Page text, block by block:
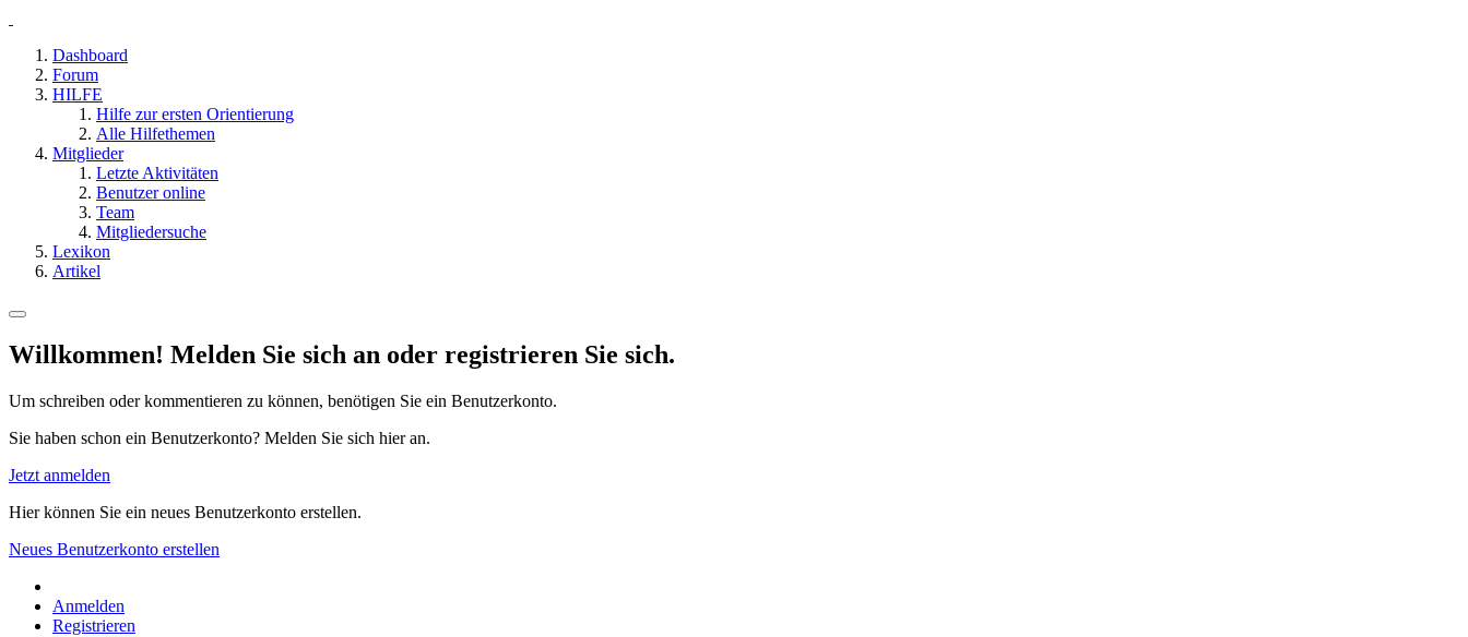
Dashboard
Forum
HILFE
Hilfe zur ersten Orientierung
Alle Hilfethemen
Mitglieder
Letzte Aktivitäten
Benutzer online
Team
Mitgliedersuche
Lexikon
Artikel
Willkommen! Melden Sie sich an oder registrieren Sie sich.
Um schreiben oder kommentieren zu können, benötigen Sie ein Benutzerkonto.
Sie haben schon ein Benutzerkonto? Melden Sie sich hier an.
Jetzt anmelden
Hier können Sie ein neues Benutzerkonto erstellen.
Neues Benutzerkonto erstellen
Anmelden
Registrieren